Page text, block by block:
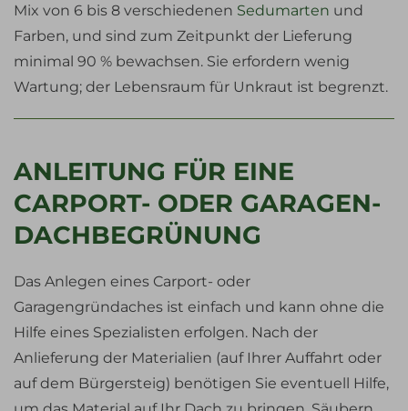
Mix von 6 bis 8 verschiedenen Sedumarten und
Farben, und sind zum Zeitpunkt der Lieferung
minimal 90 % bewachsen. Sie erfordern wenig
Wartung; der Lebensraum für Unkraut ist begrenzt.
ANLEITUNG FÜR EINE
CARPORT- ODER GARAGEN-
DACHBEGRÜNUNG
Das Anlegen eines Carport- oder
Garagengründaches ist einfach und kann ohne die
Hilfe eines Spezialisten erfolgen. Nach der
Anlieferung der Materialien (auf Ihrer Auffahrt oder
auf dem Bürgersteig) benötigen Sie eventuell Hilfe,